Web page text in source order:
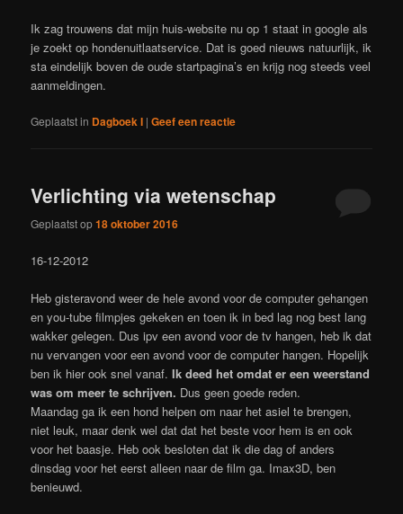
Ik zag trouwens dat mijn huis-website nu op 1 staat in google als
je zoekt op hondenuitlaatservice. Dat is goed nieuws natuurlijk, ik
sta eindelijk boven de oude startpagina’s en krijg nog steeds veel
aanmeldingen.
Geplaatst in Dagboek I |Geef een reactie
Verlichting via wetenschap
Geplaatst op18 oktober 2016
16-12-2012
Heb gisteravond weer de hele avond voor de computer gehangen
en you-tube filmpjes gekeken en toen ik in bed lag nog best lang
wakker gelegen. Dus ipv een avond voor de tv hangen, heb ik dat
nu vervangen voor een avond voor de computer hangen. Hopelijk
ben ik hier ook snel vanaf.Ik deed het omdat er een weerstand
was om meer te schrijven. Dus geen goede reden.
Maandag ga ik een hond helpen om naar het asiel te brengen,
niet leuk, maar denk wel dat dat het beste voor hem is en ook
voor het baasje. Heb ook besloten dat ik die dag of anders
dinsdag voor het eerst alleen naar de film ga. Imax3D, ben
benieuwd.